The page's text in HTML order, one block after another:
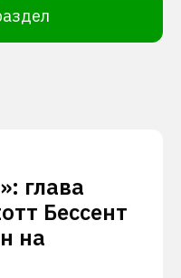
глава
Бессент
на